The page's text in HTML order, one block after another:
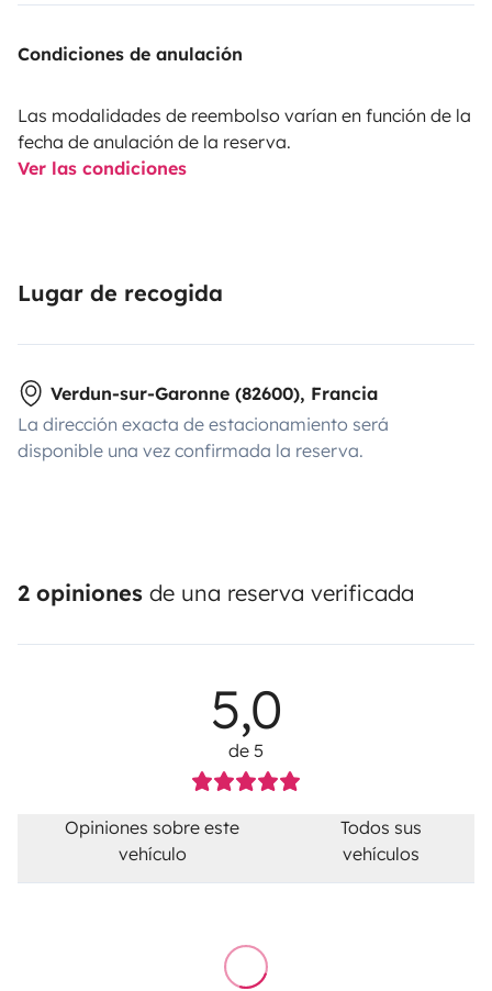
Condiciones de anulación
Las modalidades de reembolso varían en función de la
fecha de anulación de la reserva.
Ver las condiciones
Lugar de recogida
Verdun-sur-Garonne (82600), Francia
La dirección exacta de estacionamiento será
disponible una vez confirmada la reserva.
2 opiniones de una reserva verificada
5,0
de 5
Opiniones sobre este
vehículo
Todos sus
vehículos